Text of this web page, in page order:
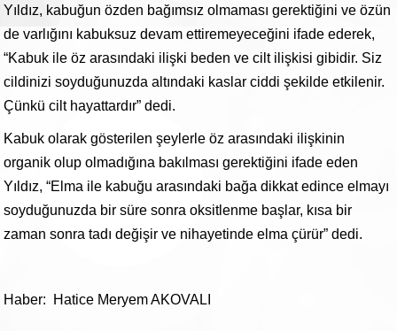
Yıldız, kabuğun özden bağımsız olmaması gerektiğini ve özün
de varlığını kabuksuz devam ettiremeyeceğini ifade ederek,
“Kabuk ile öz arasındaki ilişki beden ve cilt ilişkisi gibidir. Siz
cildinizi soyduğunuzda altındaki kaslar ciddi şekilde etkilenir.
Çünkü cilt hayattardır” dedi.
Kabuk olarak gösterilen şeylerle öz arasındaki ilişkinin
organik olup olmadığına bakılması gerektiğini ifade eden
Yıldız, “Elma ile kabuğu arasındaki bağa dikkat edince elmayı
soyduğunuzda bir süre sonra oksitlenme başlar, kısa bir
zaman sonra tadı değişir ve nihayetinde elma çürür” dedi.
Haber: Hatice Meryem AKOVALI